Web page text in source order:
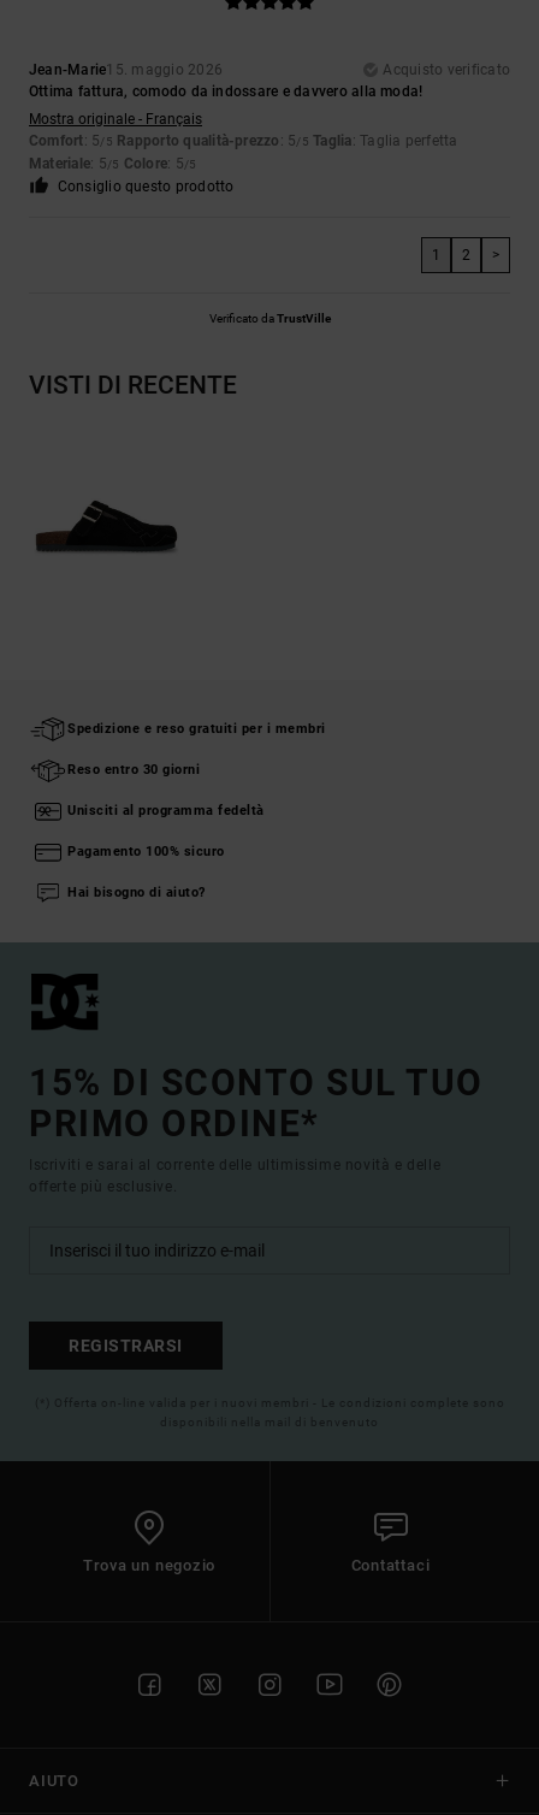
Jean-Marie15. maggio 2026
Acquisto verificato
Ottima fattura, comodo da indossare e davvero alla moda!
Mostra originale - Français
Comfort: 5/5 Rapporto qualità-prezzo : 5/5 Taglia: Taglia perfetta
Materiale: 5/5 Colore: 5/5
Consiglio questo prodotto
1 2 >
Verificato daTrustVille
VISTI DI RECENTE
Spedizione e reso gratuiti per i membri
Reso entro 30 giorni
Unisciti al programma fedeltà
Pagamento 100% sicuro
Hai bisogno di aiuto?
15% DI SCONTO SUL TUO
PRIMO ORDINE*
Iscriviti e sarai al corrente delle ultimissime novità e delle
offerte più esclusive.
REGISTRARSI
(*) Offerta on-line valida per i nuovi membri - Le condizioni complete sono
disponibili nella mail di benvenuto
Trova un negozio Contattaci
AIUTO